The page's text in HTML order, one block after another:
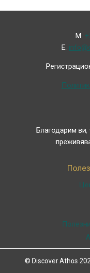
Μ.
Ε.
Благодарим
© Discover Athos